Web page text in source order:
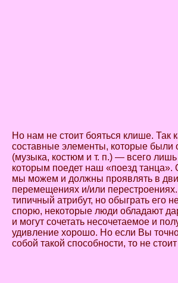
Но нам не стоит бояться клише. Так
составные элементы, которые были
(музыка, костюм и т. п.) — всего
которым поедет наш «поезд танца».
мы можем и должны проявлять в
перемещениях и/или
типичный атрибут, но обыграть его
спорю, некоторые люди обладают
и могут сочетать несочетаемое и
удивление хорошо. Но если Вы точно
собой такой способности, то не